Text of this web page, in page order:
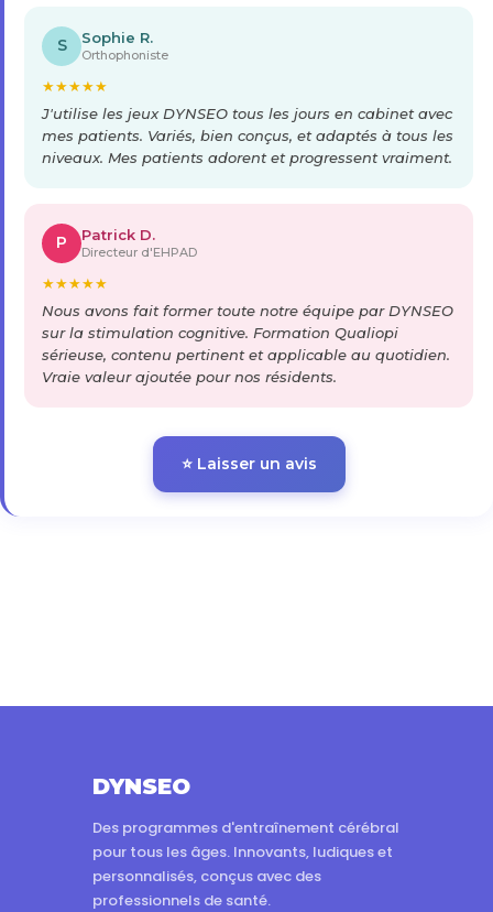
S Sophie R.
Orthophoniste
★★★★★
J'utilise les jeux DYNSEO tous les jours en cabinet avec
mes patients. Variés, bien conçus, et adaptés à tous les
niveaux. Mes patients adorent et progressent vraiment.
P Patrick D.
Directeur d'EHPAD
★★★★★
Nous avons fait former toute notre équipe par DYNSEO
sur la stimulation cognitive. Formation Qualiopi
sérieuse, contenu pertinent et applicable au quotidien.
Vraie valeur ajoutée pour nos résidents.
⭐ Laisser un avis
DYNSEO
Des programmes d'entraînement cérébral
pour tous les âges. Innovants, ludiques et
personnalisés, conçus avec des
professionnels de santé.